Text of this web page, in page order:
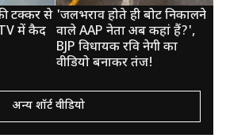
टक्‍कर से
में कैद
'जलभराव होते ही बोट निकालने
वाले AAP नेता अब कहां हैं?',
BJP विधायक रवि नेगी का
वीडियो बनाकर तंज!
अन्य शॉर्ट वीडियो